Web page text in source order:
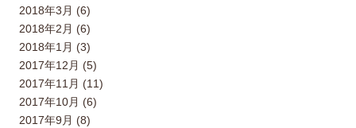
2018年3月 (6)
2018年2月 (6)
2018年1月 (3)
2017年12月 (5)
2017年11月 (11)
2017年10月 (6)
2017年9月 (8)